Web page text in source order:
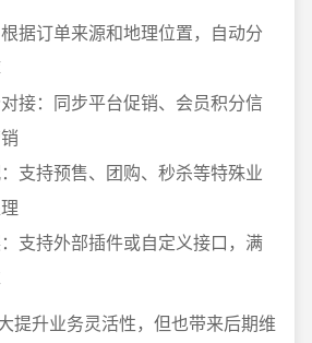
据订单来源和地理位置，自动分
接：同步平台促销、会员积分信
支持预售、团购、秒杀等特殊业
支持外部插件或自定义接口，满
提升业务灵活性，但也带来后期维